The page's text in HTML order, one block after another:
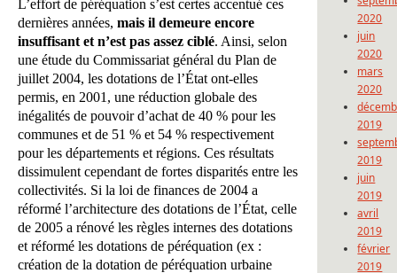
L’effort de péréquation s’est certes accentué ces
dernières années, mais il demeure encore
insuffisant et n’est pas assez ciblé. Ainsi, selon
une étude du Commissariat général du Plan de
juillet 2004, les dotations de l’État ont-elles
permis, en 2001, une réduction globale des
inégalités de pouvoir d’achat de 40 % pour les
communes et de 51 % et 54 % respectivement
pour les départements et régions. Ces résultats
dissimulent cependant de fortes disparités entre les
collectivités. Si la loi de finances de 2004 a
réformé l’architecture des dotations de l’État, celle
de 2005 a rénové les règles internes des dotations
et réformé les dotations de péréquation (ex :
création de la dotation de péréquation urbaine
2020
juin
2020
mars
2020
2019
2019
juin
2019
avril
2019
février
2019